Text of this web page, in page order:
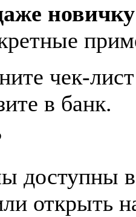
новичку
чек-
в банк.
доступны
открыть